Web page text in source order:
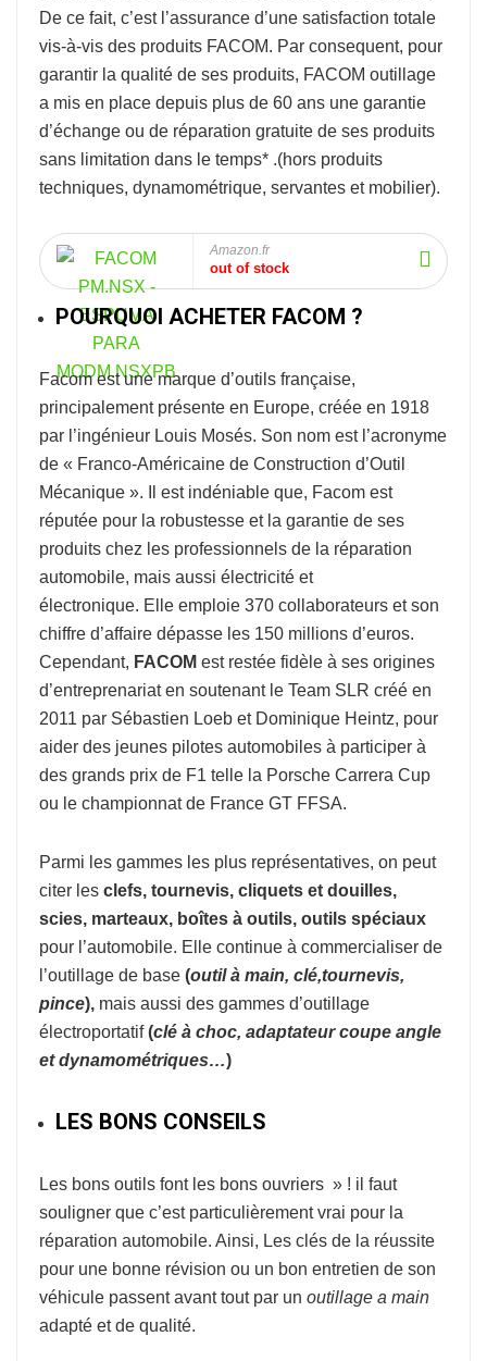
De ce fait, c’est l’assurance d’une satisfaction totale
vis-à-vis des produits FACOM. Par consequent, pour
garantir la qualité de ses produits, FACOM outillage
a mis en place depuis plus de 60 ans une garantie
d’échange ou de réparation gratuite de ses produits
sans limitation dans le temps* .(hors produits
techniques, dynamométrique, servantes et mobilier).
Amazon.fr
out of stock
POURQUOI ACHETER FACOM ?
Facomest une marque d’outils française,
principalement présente en Europe, créée en 1918
par l’ingénieur Louis Mosés. Son nom est l’acronyme
de « Franco-Américaine de Construction d’Outil
Mécanique ». Il est indéniable que, Facom est
réputée pour la robustesse et la garantie de ses
produits chez les professionnels de la réparation
automobile, mais aussi électricité et
électronique. Elle emploie 370 collaborateurs et son
chiffre d’affaire dépasse les 150 millions d’euros.
Cependant, FACOM est restée fidèle à ses origines
d’entreprenariat en soutenant le Team SLR créé en
2011 par Sébastien Loeb et Dominique Heintz, pour
aider des jeunes pilotes automobiles à participer à
des grands prix de F1 telle la Porsche Carrera Cup
ou le championnat de France GT FFSA.
Parmi les gammes les plus représentatives, on peut
citer les clefs, tournevis, cliquets et douilles,
scies, marteaux, boîtes à outils, outils spéciaux
pour l’automobile. Elle continue à commercialiser de
l’outillage de base (outil à main, clé,tournevis,
pince), mais aussi des gammes d’outillage
électroportatif (clé à choc, adaptateur coupe angle
et dynamométriques…)
LES BONS CONSEILS
Les bons outils font les bons ouvriers » ! il faut
souligner que c’est particulièrement vrai pour la
réparation automobile. Ainsi, Les clés de la réussite
pour une bonne révision ou un bon entretien de son
véhicule passent avant tout par un outillage a main
adapté et de qualité.